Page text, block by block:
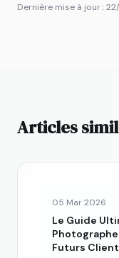
Dernière mise à jour :
Articles
05 Mar 2026
Le Guide
Futurs